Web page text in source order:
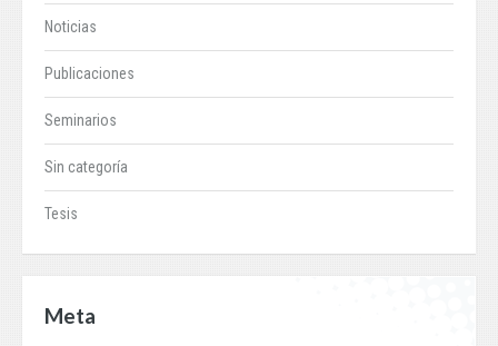
Noticias
Publicaciones
Seminarios
Sin categoría
Tesis
Meta